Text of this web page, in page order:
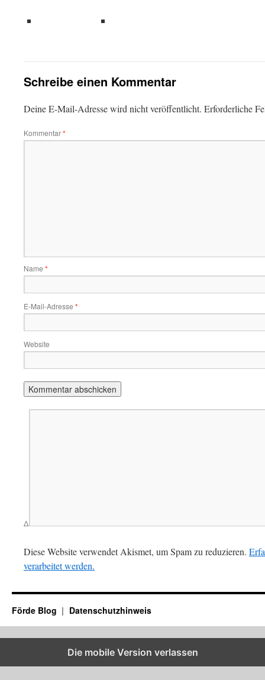
Schreibe einen Kommentar
Deine E-Mail-Adresse wird nicht veröffentlicht. Erforderliche
Kommentar*
Name *
E-Mail-Adresse *
Website
Δ
Diese Website verwendet Akismet, um Spam zu reduzieren.
verarbeitet werden.
Förde Blog Datenschutzhinweis
Die mobile Version verlassen